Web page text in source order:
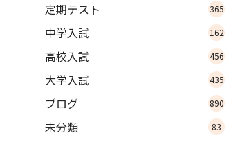
定期テスト 365
中学入試 162
高校入試 456
大学入試 435
ブログ 890
未分類 83